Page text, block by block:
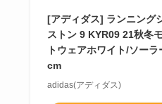
[アディダス] ランニング
ストン 9 KYR09 21秋冬
トウェアホワイト/ソー
cm
adidas(アディダス)